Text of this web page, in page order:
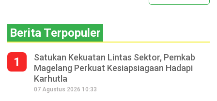
Berita Terpopuler
1
Satukan Kekuatan Lintas Sektor, Pemkab
Magelang Perkuat Kesiapsiagaan Hadapi
Karhutla
07 Agustus 2026 10:33